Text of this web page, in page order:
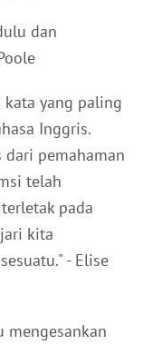
dan
kata yang paling
Inggris.
dari pemahaman
telah
pada
kita
- Elise
mengesankan